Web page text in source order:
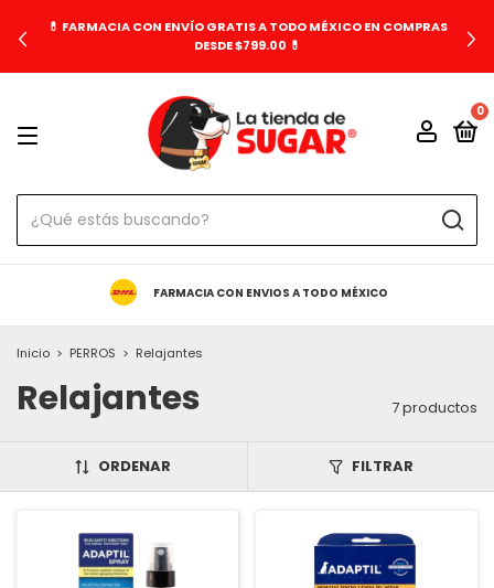
💊 FARMACIA CON ENVÍO GRATIS A TODO MÉXICO EN COMPRAS
DESDE $799.00 💊
0
FARMACIA CON ENVIOS A TODO MÉXICO
Inicio > PERROS > Relajantes
Relajantes 7 productos
ORDENAR FILTRAR